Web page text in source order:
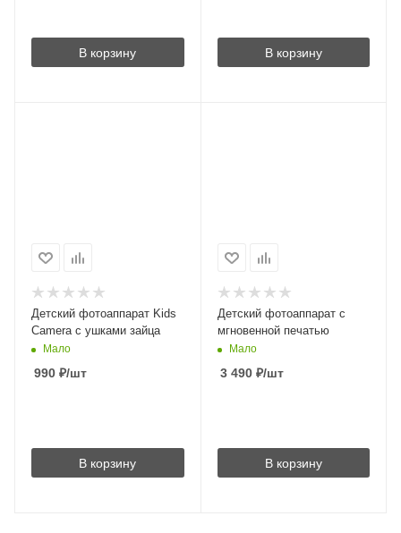
В корзину В корзину
Детский фотоаппарат Kids
Camera с ушками зайца
Мало
990 ₽/шт
В корзину
Детский фотоаппарат с
мгновенной печатью
Мало
3 490₽/шт
В корзину